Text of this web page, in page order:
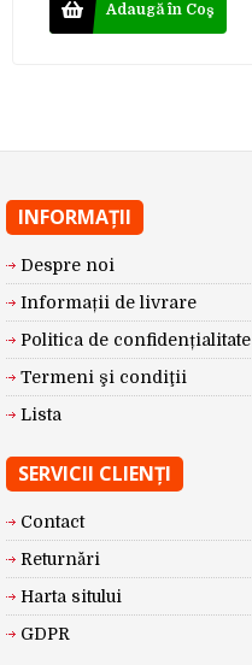
Adaugă în Coş
INFORMAŢII
Despre noi
Informații de livrare
Politica de confidențialitate
Termeni şi condiţii
Lista
SERVICII CLIENŢI
Contact
Returnări
Harta sitului
GDPR